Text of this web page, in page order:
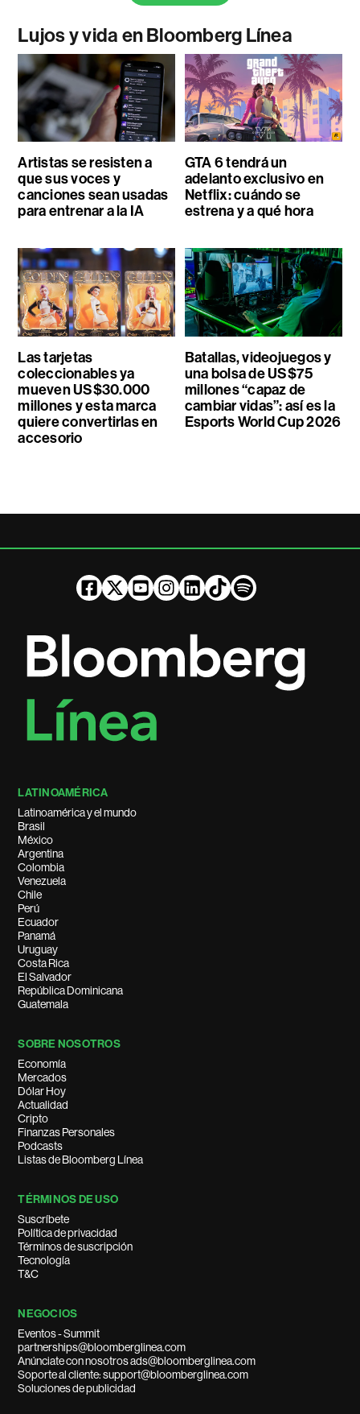
Lujos y vida en Bloomberg Línea
Artistas se resisten a
que sus voces y
canciones sean usadas
para entrenar a la IA
GTA 6 tendrá un
adelanto exclusivo en
Netflix: cuándo se
estrena y a qué hora
Las tarjetas
coleccionables ya
mueven US$30.000
millones y esta marca
quiere convertirlas en
accesorio
Batallas, videojuegos y
una bolsa de US$75
millones “capaz de
cambiar vidas”: así es la
Esports World Cup 2026
LATINOAMÉRICA
Latinoamérica y el mundo
Brasil
México
Argentina
Colombia
Venezuela
Chile
Perú
Ecuador
Panamá
Uruguay
Costa Rica
El Salvador
República Dominicana
Guatemala
SOBRE NOSOTROS
Economía
Mercados
Dólar Hoy
Actualidad
Cripto
Finanzas Personales
Podcasts
Listas de Bloomberg Línea
TÉRMINOS DE USO
Suscríbete
Política de privacidad
Términos de suscripción
Tecnología
T&C
NEGOCIOS
Eventos - Summit
partnerships@bloomberglinea.com
Anúnciate con nosotros ads@bloomberglinea.com
Soporte al cliente: support@bloomberglinea.com
Soluciones de publicidad